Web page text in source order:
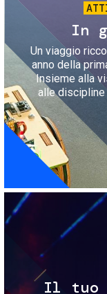
In
Un viaggio
anno della
Insieme alla
alle discipline
Il tuo